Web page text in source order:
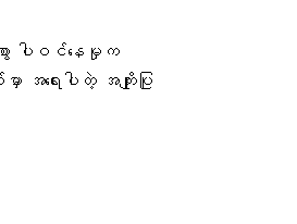
ာ ပါဝင်နေမှုက
ာ အရေးပါတဲ့ အကျိုးပြု